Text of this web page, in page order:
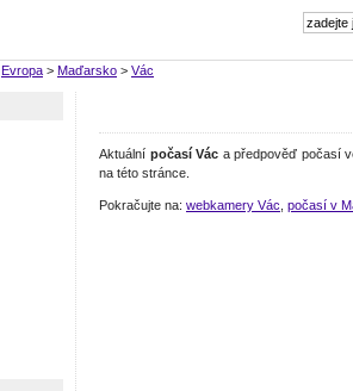
Evropa > Maďarsko > Vác
Aktuální počasí Vác a předpověď počasí
na této stránce.
Pokračujte na: webkamery Vác počasí v